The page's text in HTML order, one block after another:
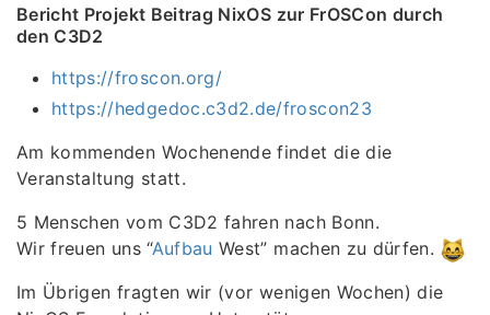
Bericht Projekt Beitrag NixOS zur FrOSCon durch
den C3D2
https://froscon.org/
https://hedgedoc.c3d2.de/froscon23
Am kommenden Wochenende findet die die
Veranstaltung statt.
5 Menschen vom C3D2 fahren nach Bonn.
Wir freuen uns “Aufbau West” machen zu dürfen.
Im Übrigen fragten wir (vor wenigen Wochen) die